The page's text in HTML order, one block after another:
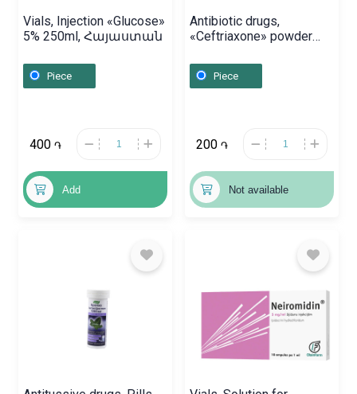
Vials, Injection «Glucose»
5% 250ml, Հայաստան
Piece
400 ֏
Add
Antibiotic drugs,
«Ceftriaxone» powder
Ռուսաստան
Piece
200 ֏
Not available